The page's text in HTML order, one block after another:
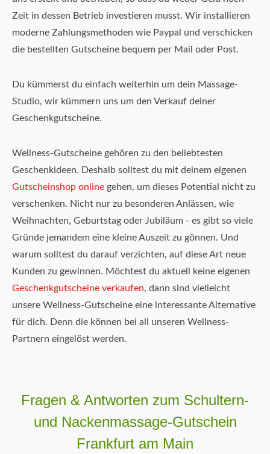
Zeit in dessen Betrieb investieren musst. Wir installieren
moderne Zahlungsmethoden wie Paypal und verschicken
die bestellten Gutscheine bequem per Mail oder Post.
Du kümmerst du einfach weiterhin um dein Massage-
Studio, wir kümmern uns um den Verkauf deiner
Geschenkgutscheine.
Wellness-Gutscheine gehören zu den beliebtesten
Geschenkideen. Deshalb solltest du mit deinem eigenen
Gutscheinshop online gehen, um dieses Potential nicht zu
verschenken. Nicht nur zu besonderen Anlässen, wie
Weihnachten, Geburtstag oder Jubiläum - es gibt so viele
Gründe jemandem eine kleine Auszeit zu gönnen. Und
warum solltest du darauf verzichten, auf diese Art neue
Kunden zu gewinnen. Möchtest du aktuell keine eigenen
Geschenkgutscheine verkaufen, dann sind vielleicht
unsere Wellness-Gutscheine eine interessante Alternative
für dich. Denn die können bei all unseren Wellness-
Partnern eingelöst werden.
Fragen & Antworten zum Schultern-
und Nackenmassage-Gutschein
Frankfurt am Main